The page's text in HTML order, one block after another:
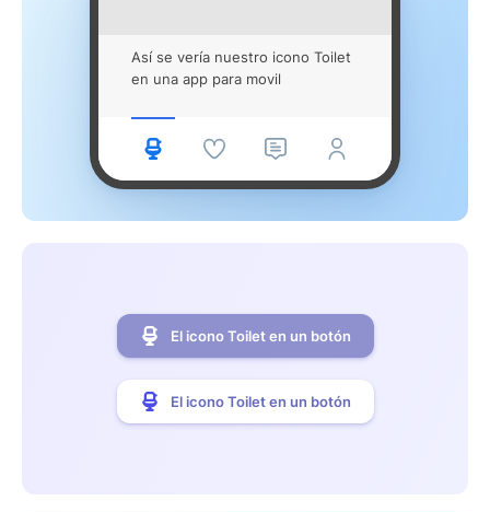
Así se vería nuestro icono Toilet
en una app para movil
El icono Toilet en un botón
El icono Toilet en un botón